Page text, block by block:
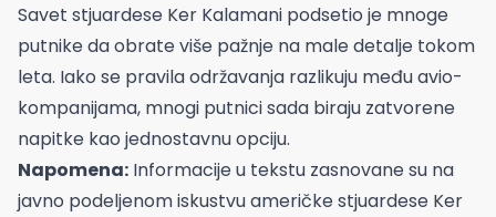
Savet stjuardese Ker Kalamani podsetio je mnoge
putnike da obrate više pažnje na male detalje tokom
leta. Iako se pravila održavanja razlikuju među avio-
kompanijama, mnogi putnici sada biraju zatvorene
napitke kao jednostavnu opciju.
Napomena: Informacije u tekstu zasnovane su na
javno podeljenom iskustvu američke stjuardese Ker